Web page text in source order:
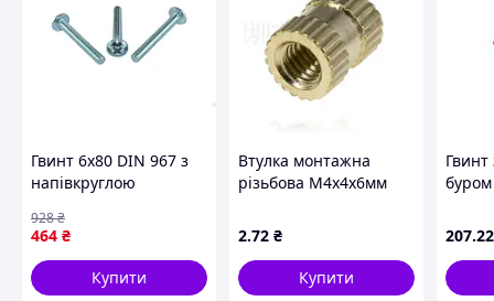
Гвинт 6х80 DIN 967 з
напівкруглою
пресшайбою для
кріплення в металі та
дереві
464 ₴
928₴
Купити
Втулка монтажна
різьбова M4х4х6мм
2.72 ₴
Купити
ТМ
207.22